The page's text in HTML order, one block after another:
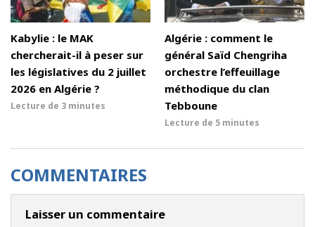
Kabylie : le MAK
chercherait-il à peser sur
les législatives du 2 juillet
2026 en Algérie ?
Lecture de 3 minutes
Algérie : comment le
général Saïd Chengriha
orchestre l’effeuillage
méthodique du clan
Tebboune
Lecture de 5 minutes
COMMENTAIRES
Laisser un commentaire